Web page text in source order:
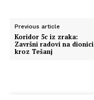
Previous article
Koridor 5c iz zraka:
Završni radovi na dionici
kroz Tešanj